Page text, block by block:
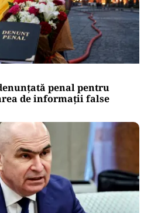
penal pentru
de informații false